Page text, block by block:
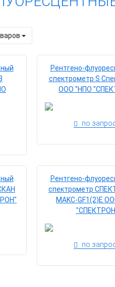
Рентгено-
спектрометр S
ООО "НПО
по
Рентгено-
спектрометр
MAKC-GF1(2)E
по